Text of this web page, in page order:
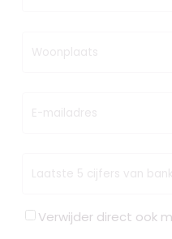
Woonplaats
E-mailadres
Laatste 5 cijfers van
Verwijder direct ook